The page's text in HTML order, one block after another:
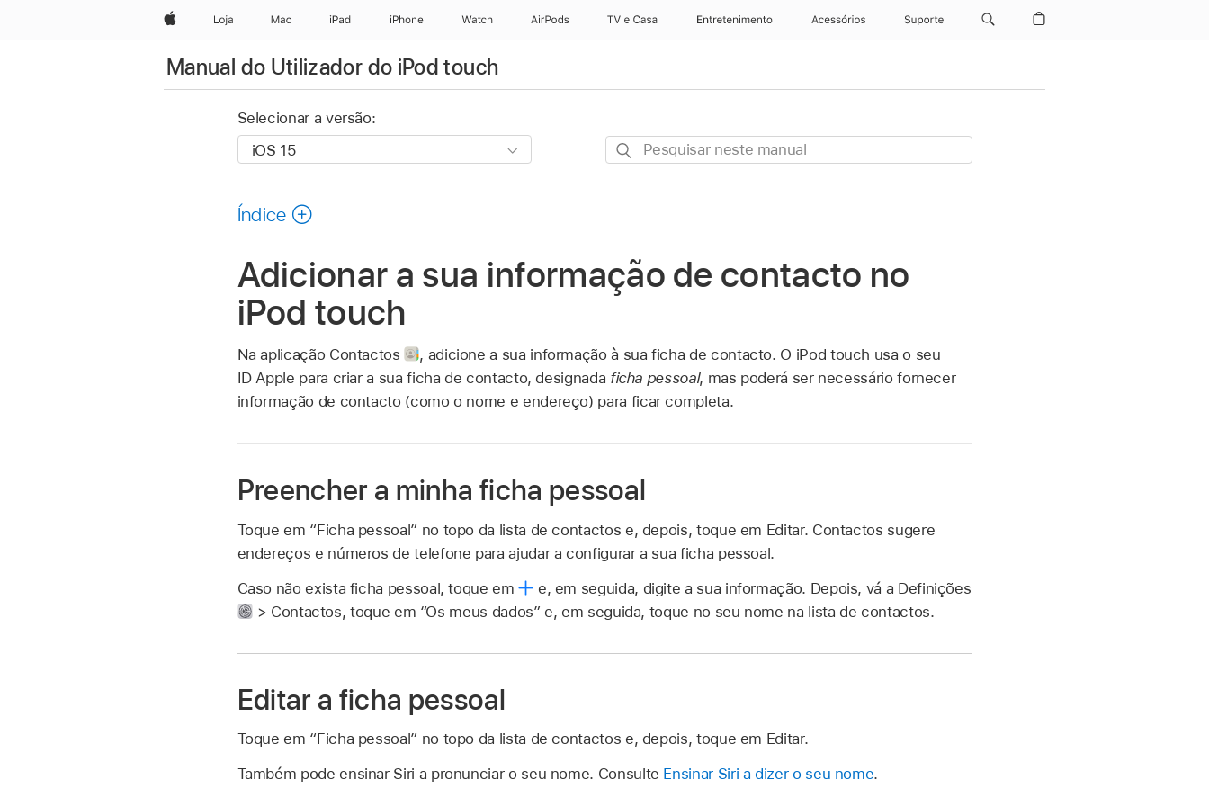
AppleLoja Mac iPad iPhone Watch AirPods TV e Casa Entretenimento Acessórios Suporte
Manual do Utilizador do iPod touch
Selecionar a versão:
Pesquisar
Índice
Adicionar a sua informação de contacto no
iPod touch
Na aplicação Contactos , adicione a sua informação à sua ficha de contacto. O iPod touch usa o seu
ID Apple para criar a sua ficha de contacto, designada ficha pessoal, mas poderá ser necessário fornecer
informação de contacto (como o nome e endereço) para ficar completa.
Preencher a minha ficha pessoal
Toque em “Ficha pessoal” no topo da lista de contactos e, depois, toque em Editar. Contactos sugere
endereços e números de telefone para ajudar a configurar a sua ficha pessoal.
Caso não exista ficha pessoal, toque em
e, em seguida, digite a sua informação. Depois, vá a Definições
> Contactos, toque em “Os meus dados” e, em seguida, toque no seu nome na lista de contactos.
Editar a ficha pessoal
Toque em “Ficha pessoal” no topo da lista de contactos e, depois, toque em Editar.
Também pode ensinar Siri a pronunciar o seu nome. Consulte Ensinar Siri a dizer o seu nome.